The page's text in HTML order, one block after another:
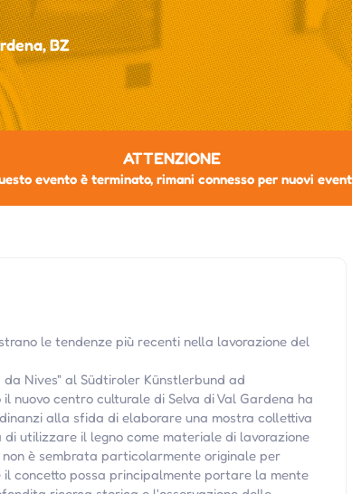
BZ
ATTENZIONE
evento è terminato, rimani connesso per nuovi
le tendenze più recenti nella lavorazione del
Nives" al Südtiroler Künstlerbund ad
nuovo centro culturale di Selva di Val Gardena ha
alla sfida di elaborare una mostra collettiva
utilizzare il legno come materiale di lavorazione
è sembrata particolarmente originale per
concetto possa principalmente portare la mente